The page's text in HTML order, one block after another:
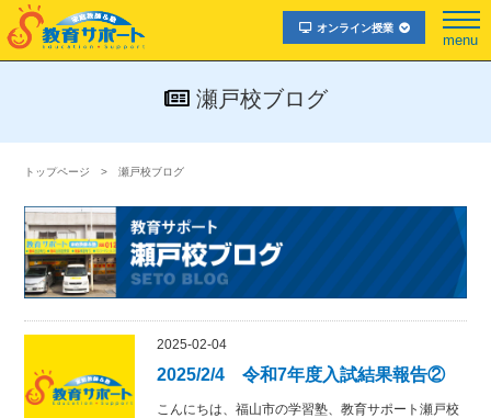
オンライン授業
menu
瀬戸校ブログ
トップページ 瀬戸校ブログ
2025-02-04
2025/2/4 令和7年度入試結果報告②
こんにちは、福山市の学習塾、教育サポート瀬戸校